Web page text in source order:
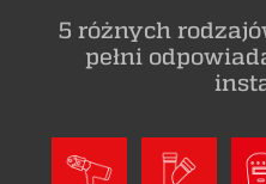
5 różnych
pełni